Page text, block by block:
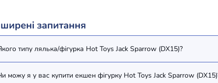
запитання
типу лялька/фігурка Hot Toys Jack Sparrow (DX15)?
можу я у вас купити екшен фігурку Hot Toys Jack Sparrow